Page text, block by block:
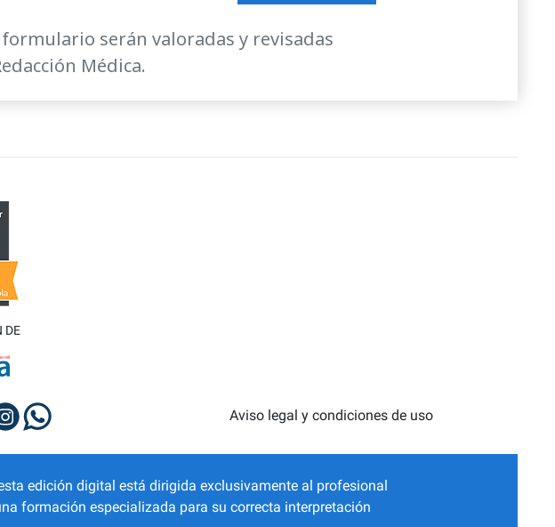
serán valoradas y revisadas
Médica.
DE
Aviso legal y condiciones de uso
edición digital está dirigida exclusivamente al profesional
formación especializada para su correcta interpretación